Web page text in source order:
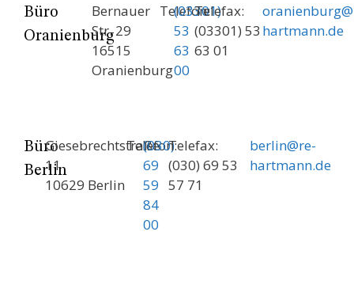
Büro
Oranienburg
Bernauer
Str. 29
16515
Oranienburg
Telefon:
(03301)
53
63
00
Telefax:
(03301) 53
63 01
hartmann.de
Büro
Berlin
Giesebrechtstraße
11
10629 Berlin
Telefon:
(030)
69
59
84
00
Telefax:
(030) 69 53
57 71
berlin@re-
hartmann.de